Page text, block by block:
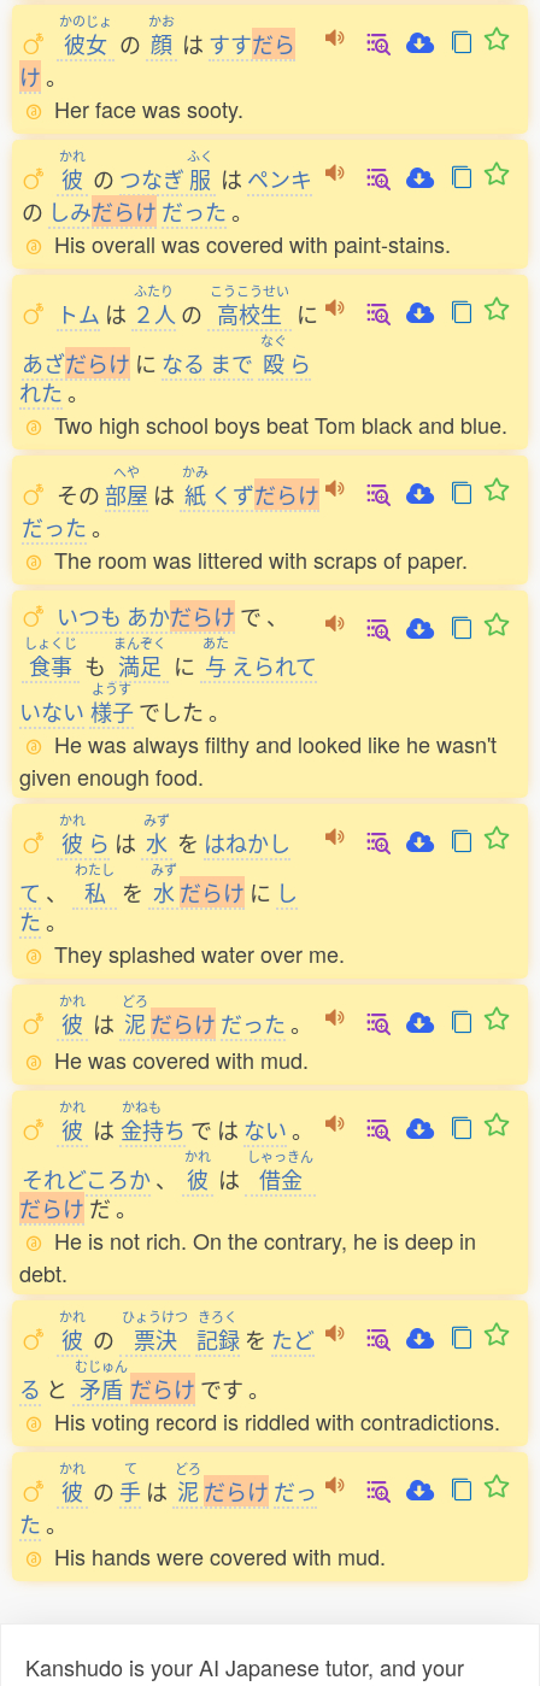
かのじょ
彼女 の
かお
顔 は すすだら
け。
Her face was sooty.
かれ
彼 の つなぎ
ふく
服 は ペンキ
の しみだらけ だった。
His overall was covered with paint-stains.
トム は
ふたり
２人 の
こうこうせい
高校生 に
あざだらけ に なる まで
なぐ
殴 ら
れた。
Two high school boys beat Tom black and blue.
その
へや
部屋 は
かみ
紙 くずだらけ
だった。
The room was littered with scraps of paper.
いつも あかだらけ で 、
しょくじ
食事 も
まんぞく
満足 に
あた
与 えられて
いない
ようす
様子 でした。
He was always filthy and looked like he wasn't
given enough food.
かれ
彼 ら は
みず
水 を はねかし
て 、
わたし
私 を
みず
水だらけ に し
た。
They splashed water over me.
かれ
彼 は
どろ
泥だらけ だった。
He was covered with mud.
かれ
彼 は
かねも
金持ち で は ない。
それどころか 、
かれ
彼 は
しゃっきん
借金
だらけ だ。
He is not rich. On the contrary, he is deep in
debt.
かれ
彼 の
ひょうけつ
票決
きろく
記録 を たど
る と
むじゅん
矛盾 だらけ です。
His voting record is riddled with contradictions.
かれ
彼 の
て
手 は
どろ
泥だらけ だっ
た。
His hands were covered with mud.
Kanshudo is your AI Japanese tutor, and your